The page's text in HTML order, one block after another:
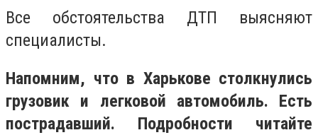
Все обстоятельства ДТП выясняют
специалисты.
Напомним, что в Харькове столкнулись
грузовик и легковой автомобиль. Есть
пострадавший. Подробности читайте